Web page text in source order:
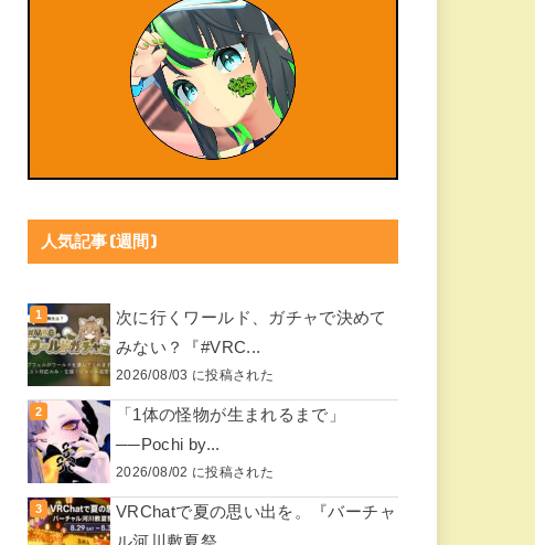
人気記事(週間)
次に行くワールド、ガチャで決めて
みない？『#VRC...
2026/08/03 に投稿された
「1体の怪物が生まれるまで」
──Pochi by...
2026/08/02 に投稿された
VRChatで夏の思い出を。『バーチャ
ル河川敷夏祭...